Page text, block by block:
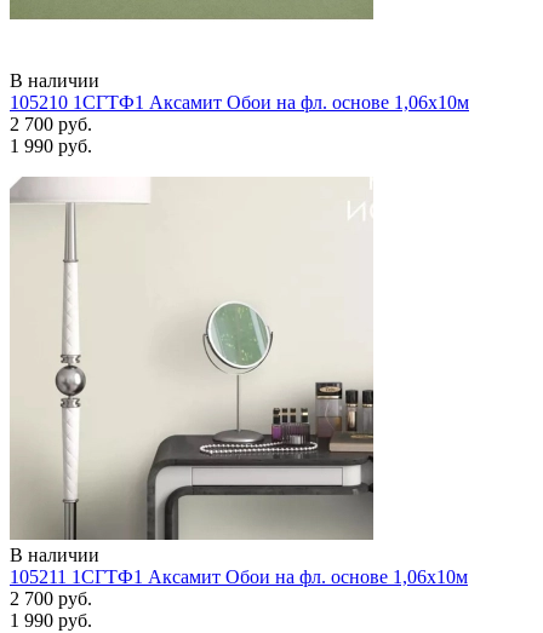
В наличии
105210 1СГТФ1 Аксамит Обои на фл. основе 1,06х10м
2 700 руб.
1 990 руб.
В наличии
105211 1СГТФ1 Аксамит Обои на фл. основе 1,06х10м
2 700 руб.
1 990 руб.